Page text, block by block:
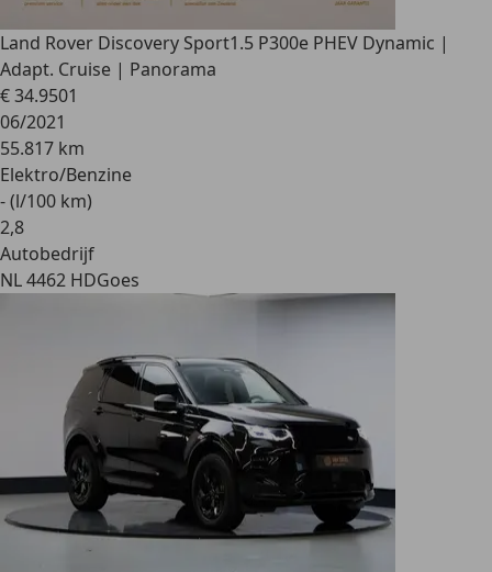
Land Rover Discovery Sport1.5 P300e PHEV Dynamic |
Adapt. Cruise | Panorama
€ 34.9501
06/2021
55.817 km
Elektro/Benzine
- (l/100 km)
2,8
Autobedrijf
NL 4462 HDGoes